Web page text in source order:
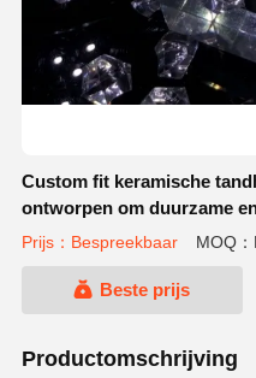
Custom fit keramische
ontworpen om duurzame
bieden voor
Prijs：Bespreekbaar MOQ
Beste prijs
Productomschrijving